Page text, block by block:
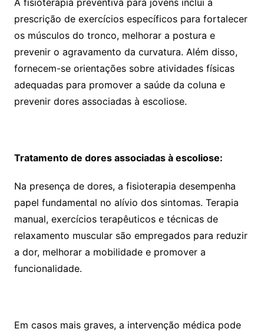
A fisioterapia preventiva para jovens inclui a
prescrição de exercícios específicos para fortalecer
os músculos do tronco, melhorar a postura e
prevenir o agravamento da curvatura. Além disso,
fornecem-se orientações sobre atividades físicas
adequadas para promover a saúde da coluna e
prevenir dores associadas à escoliose.
Tratamento de dores associadas à escoliose:
Na presença de dores, a fisioterapia desempenha
papel fundamental no alívio dos sintomas. Terapia
manual, exercícios terapêuticos e técnicas de
relaxamento muscular são empregados para reduzir
a dor, melhorar a mobilidade e promover a
funcionalidade.
Em casos mais graves, a intervenção médica pode